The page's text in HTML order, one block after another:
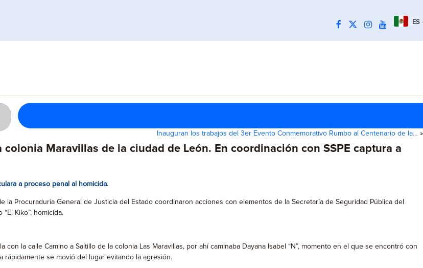
ES
Inauguran los trabajos del 3er Evento Conmemorativo Rumbo al Centenario de la… »
Maravillas de la ciudad de León. En coordinación con SSPE captura a
a proceso penal al homicida.
Procuraduría General de Justicia del Estado coordinaron acciones con elementos de la Secretaría de Seguridad Pública del
“El Kiko”, homicida.
la calle Camino a Saltillo de la colonia Las Maravillas, por ahí caminaba Dayana Isabel “N”, momento en el que se encontró con
se movió del lugar evitando la agresión.